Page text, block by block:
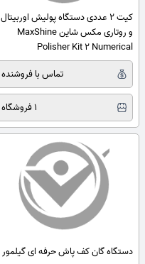
کیت 2 عددی دستگاه پولیش اوربیتال
و روتاری مکس شاین MaxShine
Polisher Kit 2 Numerical
تماس با فروشنده
1 فروشگاه
دستگاه گان کف پاش حرفه ای گیلمور